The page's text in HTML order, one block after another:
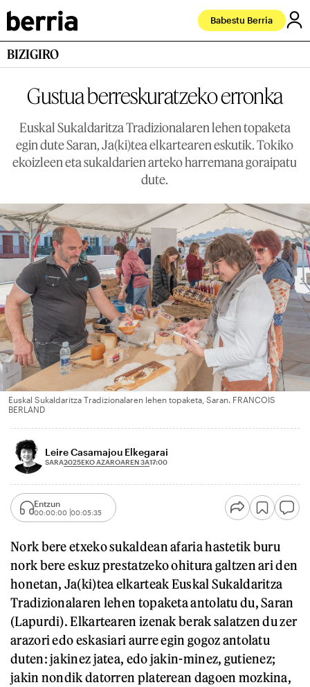
Babestu Berria
BIZIGIRO
Gustua berreskuratzeko erronka
Euskal Sukaldaritza Tradizionalaren lehen topaketa
egin dute Saran, Ja(ki)tea elkartearen eskutik. Tokiko
ekoizleen eta sukaldarien arteko harremana goraipatu
dute.
Euskal Sukaldaritza Tradizionalaren lehen topaketa, Saran. FRANCOIS
BERLAND
Leire Casamajou Elkegarai
SARA2025EKO AZAROAREN 3A17:00
Entzun
00:00:00 00:05:35
Nork bere etxeko sukaldean afaria hastetik buru
nork bere eskuz prestatzeko ohitura galtzen ari den
honetan, Ja(ki)tea elkarteak Euskal Sukaldaritza
Tradizionalaren lehen topaketa antolatu du, Saran
(Lapurdi). Elkartearen izenak berak salatzen du zer
arazori edo eskasiari aurre egin gogoz antolatu
duten: jakinez jatea, edo jakin-minez, gutienez;
jakin nondik datorren platerean dagoen mozkina,